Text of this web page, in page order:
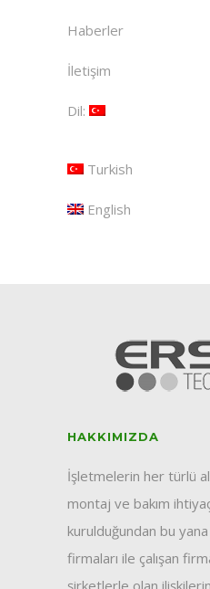
Haberler
İletişim
Dil:
Turkish
English
HAKKIMIZDA
İşletmelerin her türlü
montaj ve bakım
kurulduğundan bu
firmaları ile çalışan
şirketlerle olan